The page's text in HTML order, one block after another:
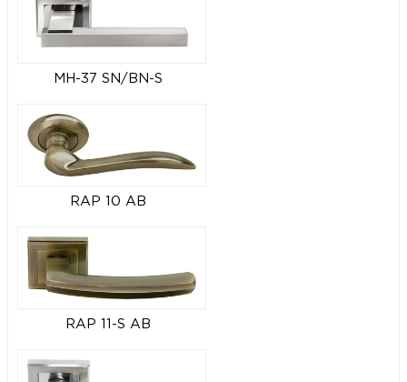
MH-37 SN/BN-S
RAP 10 AB
RAP 11-S AB